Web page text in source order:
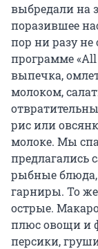
выбредали на
поразившее
пор ни разу
программе
выпечка,
молоком,
рис или
молоке. Мы
предлагались
рыбные
гарниры. То
острые.
плюс овощи и
персики,